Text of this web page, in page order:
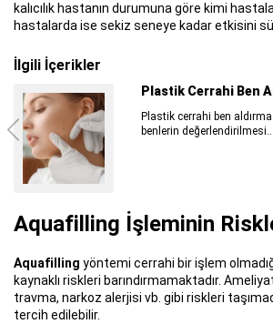
kalıcılık hastanın durumuna göre kimi
hastalarda ise sekiz seneye kadar etkisini
İlgili İçerikler
Plastik Cerrahi Ben
Plastik cerrahi ben
benlerin değerlendirilmesi...
Aquafilling İşleminin
Aquafilling yöntemi cerrahi bir işlem
kaynaklı riskleri barındırmamaktadır.
travma, narkoz alerjisi vb. gibi riskleri
tercih edilebilir.